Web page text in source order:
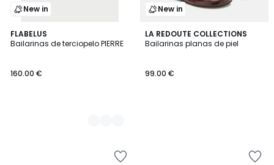
New in
FLABELUS
Bailarinas de terciopelo PIERRE
160.00 €
2
Colores
New in
LA REDOUTE COLLECTIONS
Bailarinas planas de piel
99.00 €